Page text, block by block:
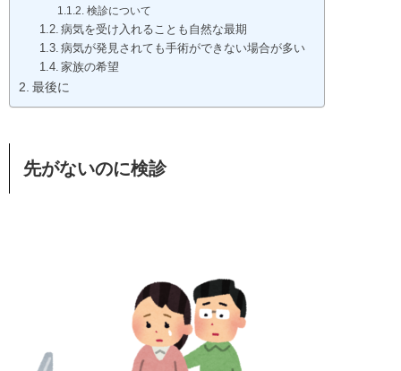
検診について
病気を受け入れることも自然な最期
病気が発見されても手術ができない場合が多い
家族の希望
最後に
先がないのに検診